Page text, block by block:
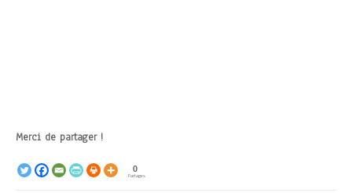
Merci de partager !
0
Partages